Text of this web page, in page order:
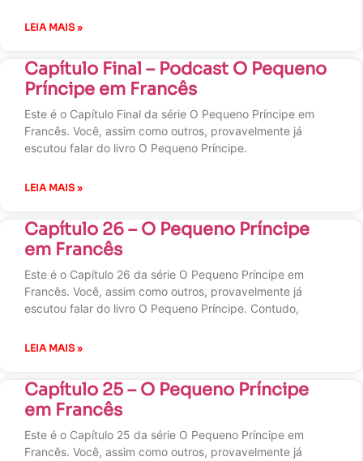
LEIA MAIS »
Capítulo Final – Podcast O Pequeno
Príncipe em Francês
Este é o Capítulo Final da série O Pequeno Príncipe em
Francês. Você, assim como outros, provavelmente já
escutou falar do livro O Pequeno Príncipe.
LEIA MAIS »
Capítulo 26 – O Pequeno Príncipe
em Francês
Este é o Capítulo 26 da série O Pequeno Príncipe em
Francês. Você, assim como outros, provavelmente já
escutou falar do livro O Pequeno Príncipe. Contudo,
LEIA MAIS »
Capítulo 25 – O Pequeno Príncipe
em Francês
Este é o Capítulo 25 da série O Pequeno Príncipe em
Francês. Você, assim como outros, provavelmente já